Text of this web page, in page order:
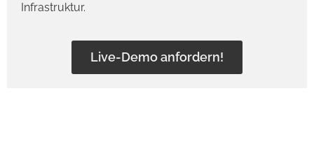
Infrastruktur.
Live-Demo anfordern!